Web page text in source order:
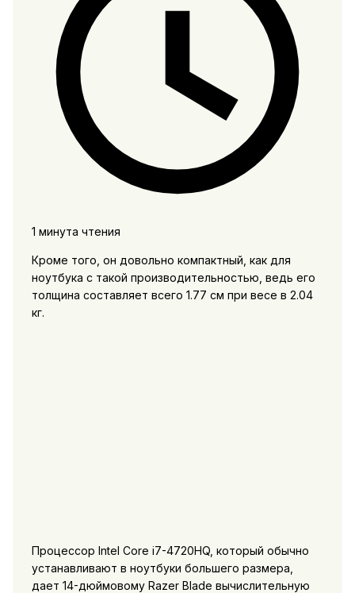
1 минута чтения
Кроме того, он довольно компактный, как для
ноутбука с такой производительностью, ведь его
толщина составляет всего 1.77 см при весе в 2.04
кг.
Процессор Intel Core i7-4720HQ, который обычно
устанавливают в ноутбуки большего размера,
дает 14-дюймовому Razer Blade вычислительную